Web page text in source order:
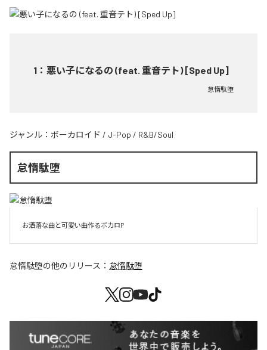
1 ： 悪い子になるの (feat. 重音テト) [Sped Up]
怠惰駄堕
ジャンル： ボーカロイド / J-Pop / R&B/Soul
怠惰駄堕
お洒落な曲と可愛い曲作るボカロP
怠惰駄堕の他のリリース： 怠惰駄堕